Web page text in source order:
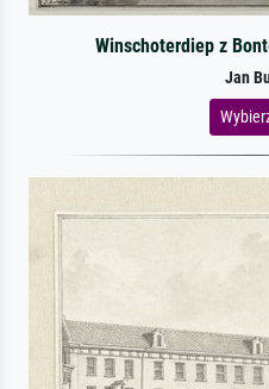
Winschoterdiep z
Jan